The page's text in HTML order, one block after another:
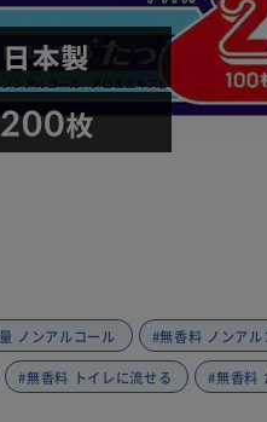
ノンアルコール #無香料 ノンアル
#無香料 トイレに流せる #無香料